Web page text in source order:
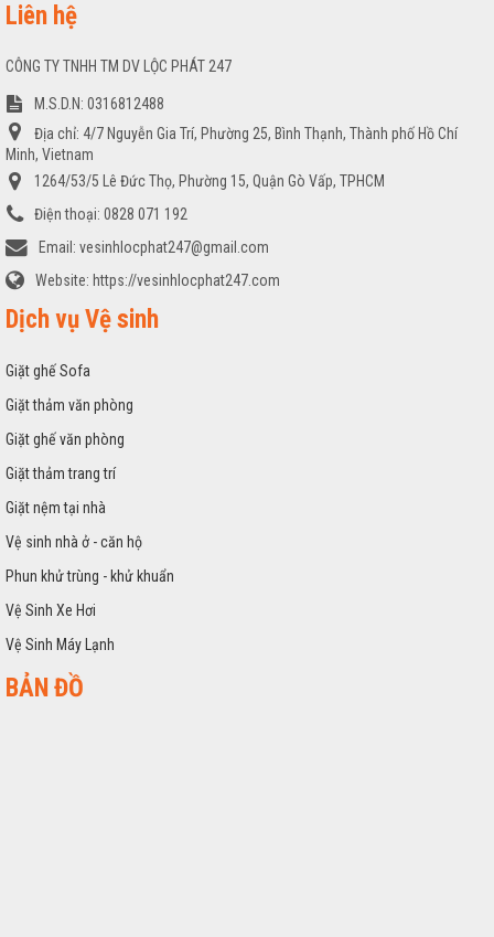
Liên hệ
CÔNG TY TNHH TM DV LỘC PHÁT 247
M.S.D.N: 0316812488
Địa chỉ: 4/7 Nguyễn Gia Trí, Phường 25, Bình Thạnh, Thành phố Hồ Chí
Minh, Vietnam
1264/53/5 Lê Đức Thọ, Phường 15, Quận Gò Vấp, TPHCM
Điện thoại: 0828 071 192
Email: vesinhlocphat247@gmail.com
Website: https://vesinhlocphat247.com
Dịch vụ Vệ sinh
Giặt ghế Sofa
Giặt thảm văn phòng
Giặt ghế văn phòng
Giặt thảm trang trí
Giặt nệm tại nhà
Vệ sinh nhà ở - căn hộ
Phun khử trùng - khử khuẩn
Vệ Sinh Xe Hơi
Vệ Sinh Máy Lạnh
BẢN ĐỒ